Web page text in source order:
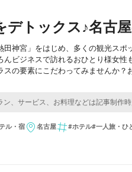
デトックス♪名古
田神宮」をはじめ、多くの観光ス
んビジネスで訪れるおひとり様女性
スの要素にこだわってみませんか
ル・宿 名古屋 #ホテル#一人旅・ひ